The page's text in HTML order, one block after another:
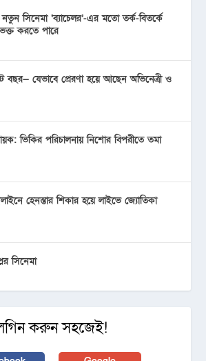
সিনেমা ‘ব্যাচেলর’-এর মতো তর্ক-বিতর্কে
করতে পারে
বছর— যেভাবে প্রেরণা হয়ে আছেন অভিনেত্রী ও
ভিকির পরিচালনায় নিশোর বিপরীতে তমা
হেনস্তার শিকার হয়ে লাইভে জ্যোতিকা
সিনেমা
করুন সহজেই!